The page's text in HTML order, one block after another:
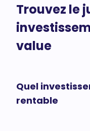
Trouvez le
value
Quel
rentable